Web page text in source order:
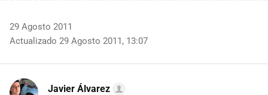
29 Agosto 2011
Actualizado 29 Agosto 2011, 13:07
Javier Álvarez